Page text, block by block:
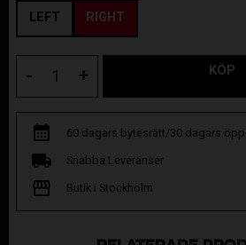
LEFT RIGHT
+
- KÖP
60 dagars bytesrätt/30 dagars
Snabba Leveranser
Butik i Stockholm